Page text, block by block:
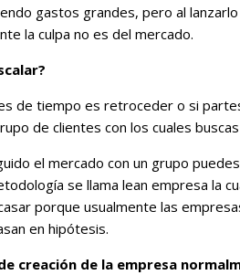
gastos grandes, pero al
la culpa no es del mercado.
de tiempo es retroceder o si
de clientes con los cuales
el mercado con un grupo
se llama lean empresa la
porque usualmente las
en hipótesis.
creación de la empresa